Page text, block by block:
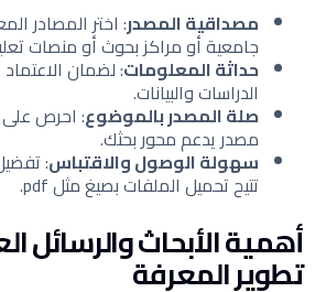
مصداقية المصدر: اختر المصادر
جامعية أو مراكز بحوث أو منصات
حداثة المعلومات: لضمان الاعتماد
الدراسات والبيانات.
صلة المصدر بالموضوع: احرص على
مصدر يدعم محور بحثك.
سهولة الوصول والاقتباس: تفضيل
تتيح تحميل الملفات بصيغ مثل pdf.
أهمية الأبحاث والرسائل
تطوير المعرفة